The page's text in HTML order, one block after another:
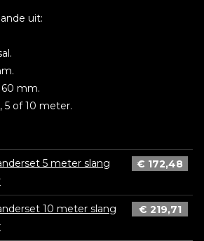
uit:
60 mm.
5 of 10 meter.
voor 5, 11 en 33 kg flessen.
5 meter slang
€ 172,48
10 meter slang
€ 219,71